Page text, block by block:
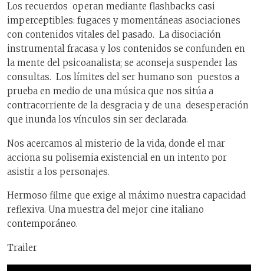
Los recuerdos operan mediante flashbacks casi
imperceptibles: fugaces y momentáneas asociaciones
con contenidos vitales del pasado. La disociación
instrumental fracasa y los contenidos se confunden en
la mente del psicoanalista; se aconseja suspender las
consultas. Los límites del ser humano son puestos a
prueba en medio de una música que nos sitúa a
contracorriente de la desgracia y de una desesperación
que inunda los vínculos sin ser declarada.
Nos acercamos al misterio de la vida, donde el mar
acciona su polisemia existencial en un intento por
asistir a los personajes.
Hermoso filme que exige al máximo nuestra capacidad
reflexiva. Una muestra del mejor cine italiano
contemporáneo.
Trailer